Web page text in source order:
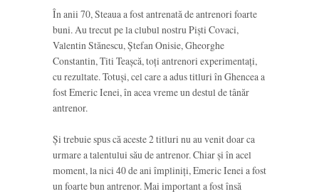
În anii 70, Steaua a fost antrenată de antrenori foarte
buni. Au trecut pe la clubul nostru Piști Covaci,
Valentin Stănescu, Ștefan Onisie, Gheorghe
Constantin, Titi Teașcă, toți antrenori experimentați,
cu rezultate. Totuși, cel care a adus titluri în Ghencea a
fost Emeric Ienei, în acea vreme un destul de tânăr
antrenor.
Și trebuie spus că aceste 2 titluri nu au venit doar ca
urmare a talentului său de antrenor. Chiar și în acel
moment, la nici 40 de ani împliniți, Emeric Ienei a fost
un foarte bun antrenor. Mai important a fost însă